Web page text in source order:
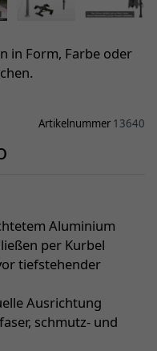
in Form, Farbe oder
Artikelnummer 13640
Aluminium
per Kurbel
tiefstehender
Ausrichtung
schmutz- und